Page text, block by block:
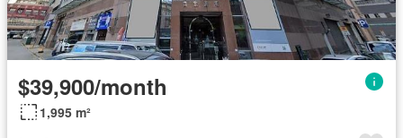
$39,900/month
1,995 m²